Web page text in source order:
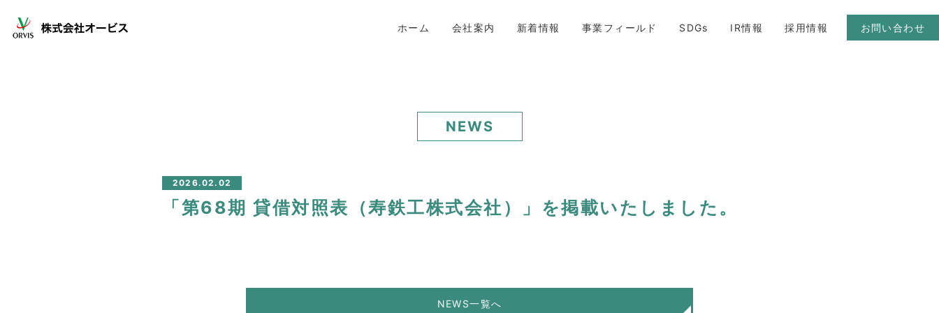
ホーム 会社案内 新着情報 事業フィールド SDGs IR情報 採用情報 お問い合わせ
NEWS
2026.02.02
「第68期 貸借対照表（寿鉄工株式会社）」を掲載いたしました。
NEWS一覧へ